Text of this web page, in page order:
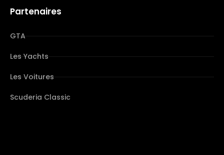
Partenaires
GTA
Les Yachts
Les Voitures
Scuderia Classic